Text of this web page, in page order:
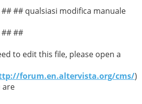
## qualsiasi modifica manuale
##
to edit this file, please open a
forum.en.altervista.org/cms/)
are